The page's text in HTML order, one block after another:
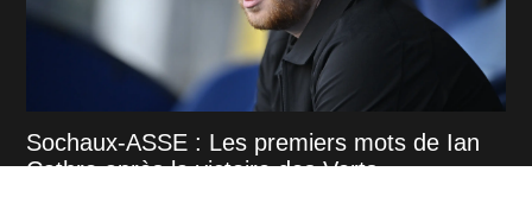
Sochaux-ASSE : Les premiers mots de Ian
Cathro après la victoire des Verts